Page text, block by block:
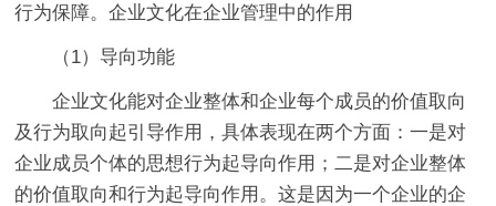
行为保障。企业文化在企业管理中的作用
（1）导向功能
企业文化能对企业整体和企业每个成员的价值取向
及行为取向起引导作用，具体表现在两个方面：一是对
企业成员个体的思想行为起导向作用；二是对企业整体
的价值取向和行为起导向作用。这是因为一个企业的企